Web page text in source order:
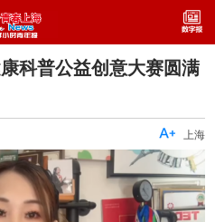
科普公益创意大赛圆满
上海
